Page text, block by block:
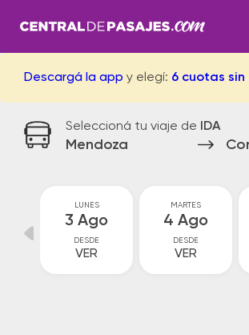
Descargá la app y elegí: 6 cuotas sin
Seleccioná tu viaje de IDA
Mendoza
LUNES
3 Ago
DESDE
VER
MARTES
4 Ago
DESDE
VER